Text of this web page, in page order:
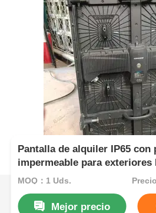
Pantalla de alquiler IP65 con
impermeable para exteriores
Proveedores de Nigeria,
MOQ：1 Uds.
Mejor precio